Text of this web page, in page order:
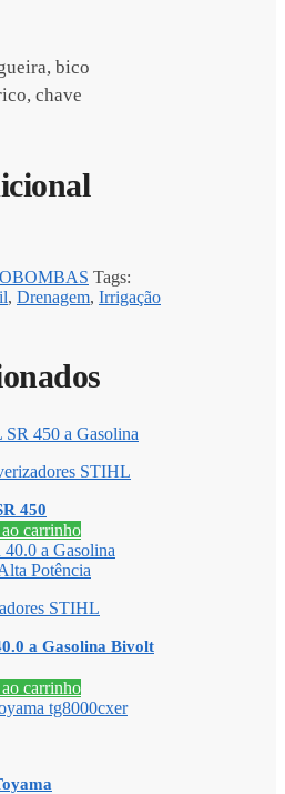
bico
chave
Tags:
, Drenagem, Irrigação
STIHL
450
carrinho
STIHL
a Gasolina Bivolt
carrinho